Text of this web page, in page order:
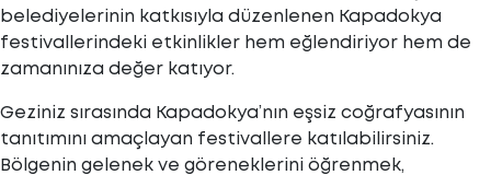
belediyelerinin katkısıyla düzenlenen Kapadokya
festivallerindeki etkinlikler hem eğlendiriyor hem de
zamanınıza değer katıyor.
Geziniz sırasında Kapadokya’nın eşsiz coğrafyasının
tanıtımını amaçlayan festivallere katılabilirsiniz.
Bölgenin gelenek ve göreneklerini öğrenmek,